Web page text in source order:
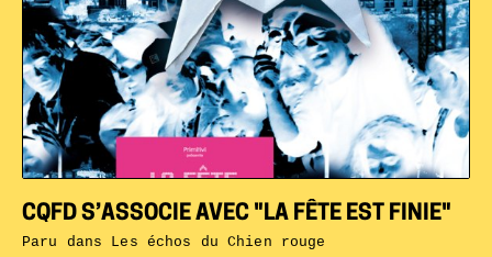
CQFD S’ASSOCIE AVEC "LA FÊTE EST FINIE"
Paru dans Les échos du Chien rouge